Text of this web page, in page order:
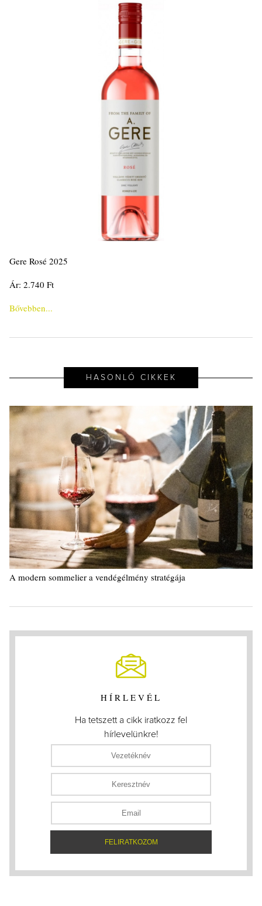
Gere Rosé 2025
Ár: 2.740 Ft
Bővebben...
HASONLÓ CIKKEK
A modern sommelier a vendégélmény stratégája
HÍRLEVÉL
Ha tetszett a cikk iratkozz fel
hírlevelünkre!